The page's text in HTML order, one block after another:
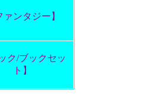
ァンタジー】
ク/ブックセッ
ト】